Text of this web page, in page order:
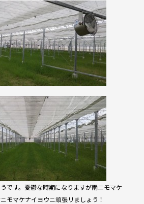
です。憂鬱な時期になりますが雨ニモマケ
モマケナイヨウニ頑張リましょう！